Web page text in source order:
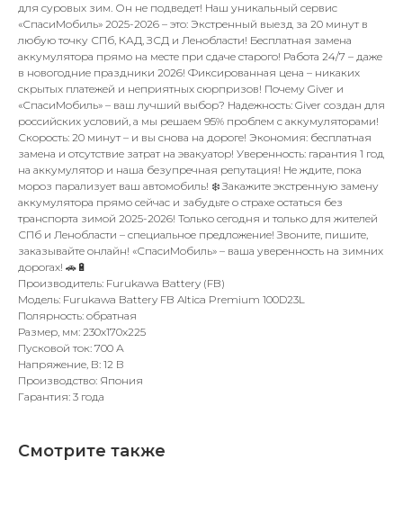
для суровых зим. Он не подведет! Наш уникальный сервис
«СпасиМобиль» 2025-2026 – это: Экстренный выезд за 20 минут в
любую точку СПб, КАД, ЗСД и Ленобласти! Бесплатная замена
аккумулятора прямо на месте при сдаче старого! Работа 24/7 – даже
в новогодние праздники 2026! Фиксированная цена – никаких
скрытых платежей и неприятных сюрпризов! Почему Giver и
«СпасиМобиль» – ваш лучший выбор? Надежность: Giver создан для
российских условий, а мы решаем 95% проблем с аккумуляторами!
Скорость: 20 минут – и вы снова на дороге! Экономия: бесплатная
замена и отсутствие затрат на эвакуатор! Уверенность: гарантия 1 год
на аккумулятор и наша безупречная репутация! Не ждите, пока
мороз парализует ваш автомобиль! ❄️ Закажите экстренную замену
аккумулятора прямо сейчас и забудьте о страхе остаться без
транспорта зимой 2025-2026! Только сегодня и только для жителей
СПб и Ленобласти – специальное предложение! Звоните, пишите,
заказывайте онлайн! «СпасиМобиль» – ваша уверенность на зимних
дорогах! 🚗🔋
Производитель: Furukawa Battery (FB)
Модель: Furukawa Battery FB Altica Premium 100D23L
Полярность: обратная
Размер, мм: 230x170x225
Пусковой ток: 700 А
Напряжение, В: 12 В
Производство: Япония
Гарантия: 3 года
Смотрите также